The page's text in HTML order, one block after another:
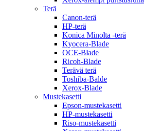
Terä
Canon-terä
HP-terä
Konica Minolta -terä
Kyocera-Blade
OCE-Blade
Ricoh-Blade
Terävä terä
Toshiba-Balde
Xerox-Blade
Mustekasetti
Epson-mustekasetti
HP-mustekasetti
Riso-mustekasetti